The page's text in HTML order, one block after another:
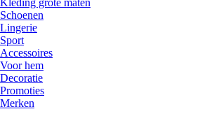
Kleding grote maten
Schoenen
Lingerie
Sport
Accessoires
Voor hem
Decoratie
Promoties
Merken